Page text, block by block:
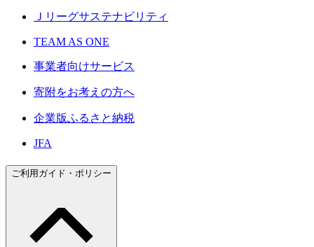
Ｊリーグサステナビリティ
TEAM AS ONE
事業者向けサービス
寄附をお考えの方へ
企業版ふるさと納税
JFA
ご利用ガイド・ポリシー